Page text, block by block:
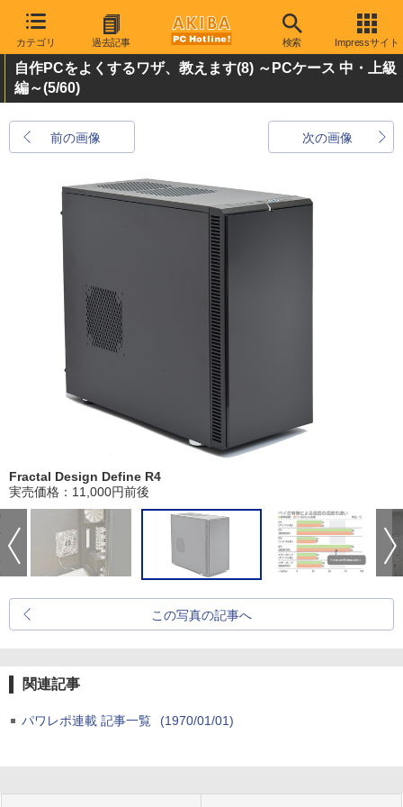
カテゴリ 過去記事 検索 Impressサイト
自作PCをよくするワザ、教えます(8) ～PCケース 中・上級
編～(5/60)
前の画像 次の画像
Fractal Design Define R4
実売価格：11,000円前後
この写真の記事へ
関連記事
パワレポ連載 記事一覧 (1970/01/01)